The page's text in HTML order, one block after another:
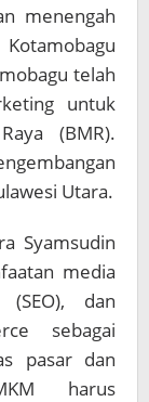
menengah
telah
untuk
(BMR).
Utara.
Syamsudin
media
dan
sebagai
pasar dan
harus